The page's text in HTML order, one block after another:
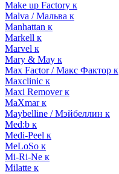
Make up Factory к
Malva / Мальва к
Manhattan к
Markell к
Marvel к
Mary & May к
Max Factor / Макс Фактор к
Maxclinic к
Maxi Remover к
MaXmar к
Maybelline / Мэйбеллин к
Med:b к
Medi-Peel к
MeLoSo к
Mi-Ri-Ne к
Milatte к